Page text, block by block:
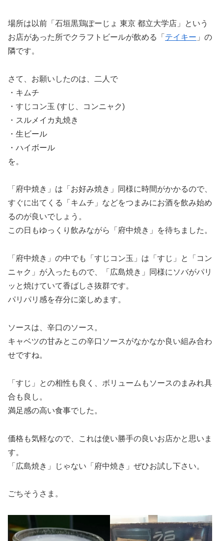
場所は以前「石垣黒鶏ぽーじょ 東京 都立大学店」という
お店があった所でクラフトビールが飲める「 テイキー 」の
隣です。
さて、お願いしたのは、二人で
・キムチ
・すじコン玉 (すじ、コンニャク)
・スルメイカ丸焼き
・生ビール
・ハイボール
を。
「府中焼き」は「お好み焼き」同様に時間がかかるので、
すぐに出てくる「キムチ」などをつまみにお酒を飲み始め
るのが良いでしょう。
この日もゆっくり飲みながら「府中焼き」を待ちました。
「府中焼き」の中でも「すじコン玉」は「すじ」と「コン
ニャク」が入ったもので、「広島焼き」同様にソバがパリ
ッと焼けていて香ばしさ抜群です。
パリパリ感を存分に楽しめます。
ソースは、辛口のソース。
キャベツの甘みとこの辛口ソースがなかなか良い組み合わ
せですね。
「すじ」との相性も良く、ボリュームもソースのまみれ具
合も良し。
満足感の高い食事でした。
価格も気軽なので、これは使い勝手の良いお店かと思いま
す。
「広島焼き」じゃない「府中焼き」ぜひお試し下さい。
ごちそうさま。